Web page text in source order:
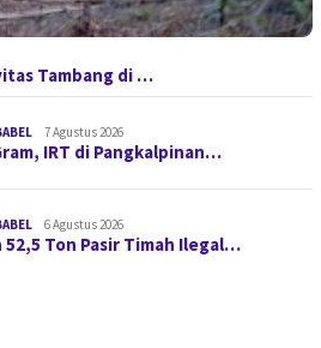
Tambang di …
7 Agustus 2026
IRT di Pangkalpinan…
6 Agustus 2026
Ton Pasir Timah Ilegal…